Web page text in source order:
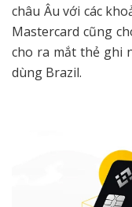
châu Âu với các
Mastercard cũng
cho ra mắt thẻ ghi
dùng Brazil.